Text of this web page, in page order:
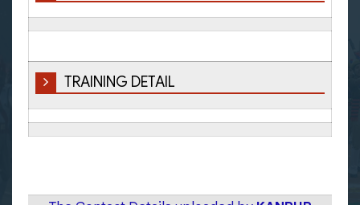
TRAINING DETAIL